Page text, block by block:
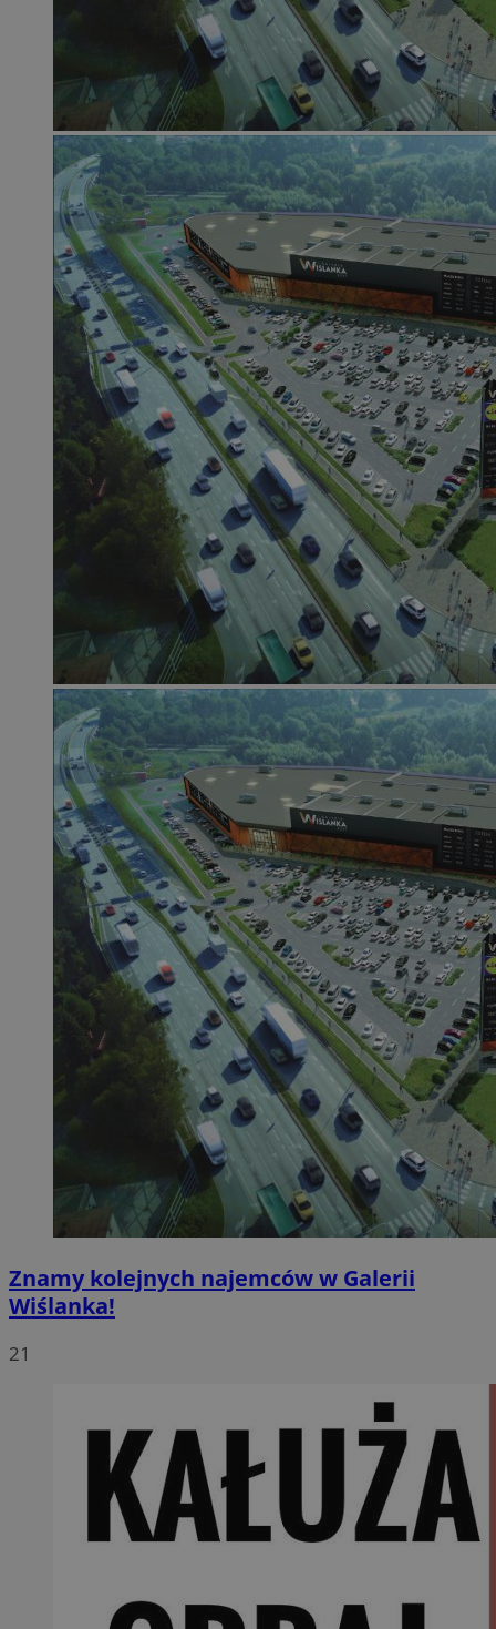
Znamy kolejnych najemców w Galerii
Wiślanka!
21